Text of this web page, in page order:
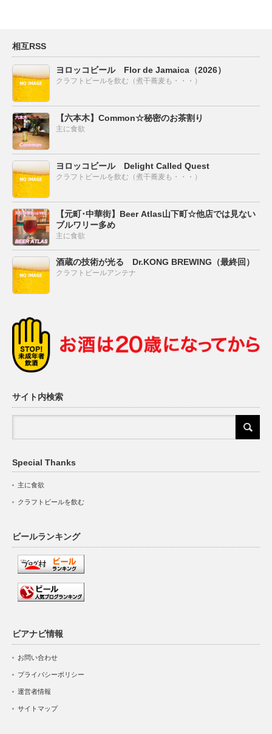
相互RSS
ヨロッコビール Flor de Jamaica（2026）
クラフトビールを飲む（煮干蕎麦も・・・）
【六本木】Common☆秘密のお茶割り
主に食欲
ヨロッコビール Delight Called Quest
クラフトビールを飲む（煮干蕎麦も・・・）
【元町･中華街】Beer Atlas山下町☆他店では見ない
ブルワリー多め
主に食欲
酒蔵の技術が光る Dr.KONG BREWING（最終回）
クラフトビールアンテナ
サイト内検索
Special Thanks
主に食欲
クラフトビールを飲む
ビールランキング
ビアナビ情報
お問い合わせ
プライバシーポリシー
運営者情報
サイトマップ